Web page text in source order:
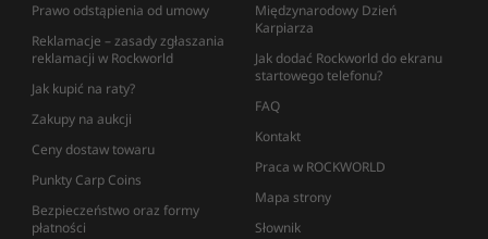
Prawo odstąpienia od umowy
Reklamacje – zasady zgłaszania
reklamacji w Rockworld
Jak kupić na raty?
Zakupy na aukcji
Ceny dostaw towaru
Punkty Carp Coins
Bezpieczeństwo oraz formy
płatności
Międzynarodowy Dzień
Karpiarza
Jak dodać Rockworld do ekranu
startowego telefonu?
FAQ
Kontakt
Praca w ROCKWORLD
Mapa strony
Słownik